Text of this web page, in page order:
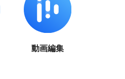
動画編集